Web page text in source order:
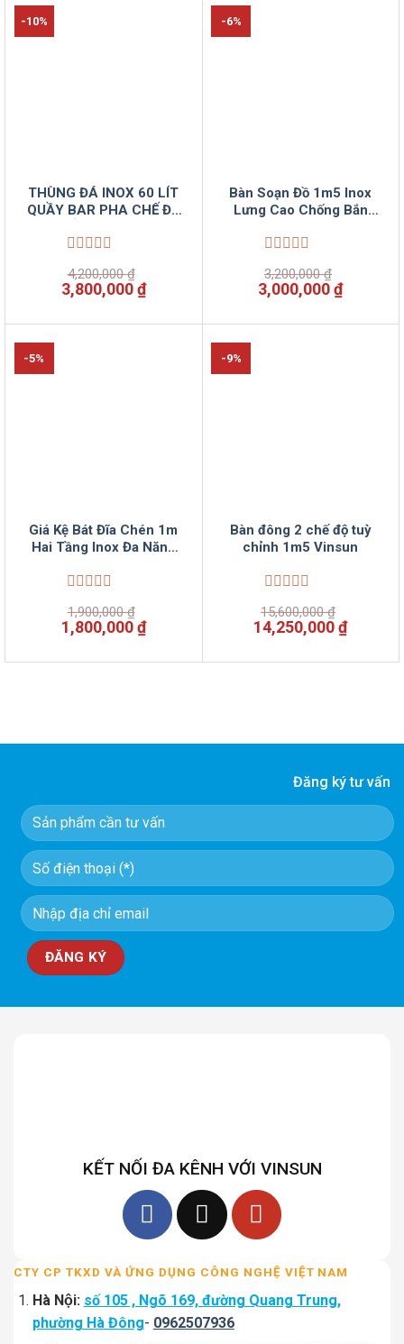
-10%
THÙNG ĐÁ INOX 60 LÍT
QUẦY BAR PHA CHẾ ĐỒ
xếp
hạng
5
4,200,000₫
Giá
gốc
là:
3,800,000₫Giá
hiện
tại
3,800,000 ₫.
-6%
Bàn Soạn Đồ 1m5 Inox
Lưng Cao Chống Bắn
xếp
hạng
5
3,200,000₫
Giá
gốc
là:
3,000,000₫Giá
tại
-5%
Giá Kệ Bát Đĩa Chén 1m
Hai Tầng Inox Đa Năng
xếp
hạng
5
1,900,000₫
Giá
gốc
là:
1,800,000₫Giá
hiện
tại
-9%
Bàn đông 2 chế độ tuỳ
chỉnh 1m5 Vinsun
xếp
hạng
5
15,600,000₫
Giá
gốc
là:
14,250,000₫Giá
hiện
tại
Đăng ký tư vấn
KẾT NỐI ĐA KÊNH VỚI VINSUN
CTY CP TKXD VÀ ỨNG DỤNG CÔNG NGHỆ VIỆT NAM
Hà Nội: số 105 , Ngõ 169, đường Quang Trung,
phường Hà Đông- 0962507936